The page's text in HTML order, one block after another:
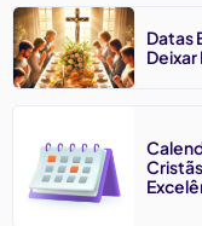
Datas
Deixar